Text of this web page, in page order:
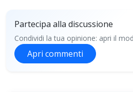
Partecipa alla discussione
Condividi la tua opinione: apri il
Apri commenti